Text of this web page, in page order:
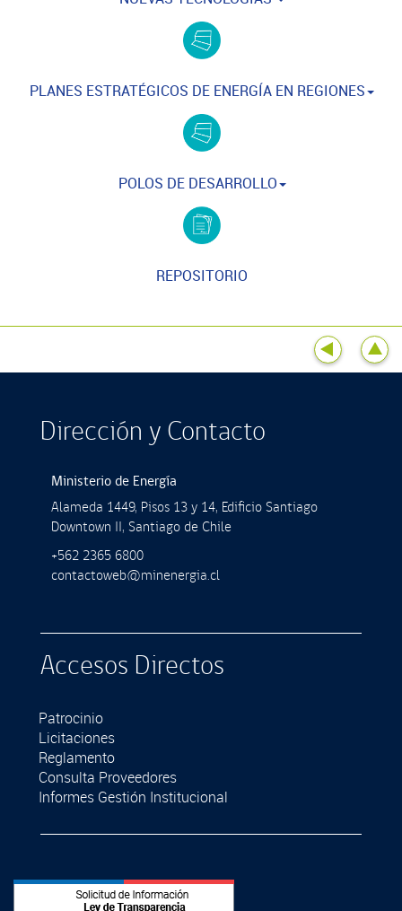
PLANES ESTRATÉGICOS DE ENERGÍA EN REGIONES
POLOS DE DESARROLLO
REPOSITORIO
Dirección y Contacto
Ministerio de Energía
Alameda 1449, Pisos 13 y 14, Ediﬁcio Santiago
Downtown II, Santiago de Chile
+562 2365 6800
contactoweb@minenergia.cl
Accesos Directos
Patrocinio
Licitaciones
Reglamento
Consulta Proveedores
Informes Gestión Institucional